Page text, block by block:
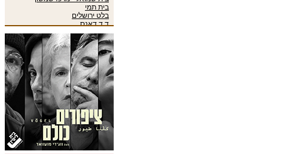
בית תמי
בלט ירושלים
ד.ד.דאנס
דאנסאירופה 2006
דרמה קווין #5: פסטיבל תרבות
גאה-אירועי הפסטיבל
האופרה הישראלית
האופרה הישראלית 2009/10
האופרה הישראלית 2013/14
האקדמיה למוסיקה ולמחול
בירושלים
הבוסתן
הבלט הישראלי
הבמה הגדולה
הזירה הבין-תחומית
היכל אמנויות הבמה הרצליה
המרכז לתיאטרון עכו
המשכן לאמנויות הבמה